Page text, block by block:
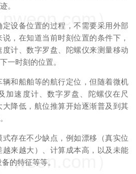
。
设备位置的过程，不需要采用外部
，在知道当前时刻位置的条件下，
计、数字罗盘、陀螺仪来测量移动
一时刻的位置。
和船舶等的航行定位，但随着微机
加速度计、数字罗盘、陀螺仪在尺
降低，航位推算开始逐渐普及到其
存在不少缺点，例如漂移（真实位
来越大）、计算成本高，以及未能
的特征等等。
）
）